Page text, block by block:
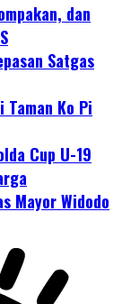
dan
Satgas
Ko Pi
Cup U-19
Mayor Widodo